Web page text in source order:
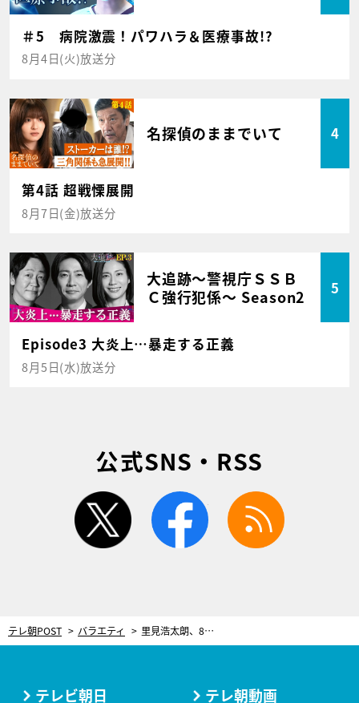
＃5 病院激震！パワハラ＆医療事故!?
8月4日(火)放送分
名探偵のままでいて 4
第4話 超戦慄展開
8月7日(金)放送分
大追跡～警視庁ＳＳＢ
Ｃ強行犯係～ Season2
5
Episode3 大炎上…暴走する正義
8月5日(水)放送分
公式SNS・RSS
twitter facebook
テレ朝POST バラエティ 里見浩太朗、85歳の多趣味な日常。13歳下の愛妻との暮らしぶりは…思わずのろけ
テレビ朝日 テレ朝動画